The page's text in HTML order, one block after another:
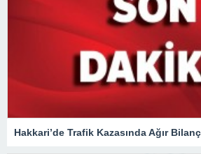
Hakkari’de Trafik Kazasında Ağır